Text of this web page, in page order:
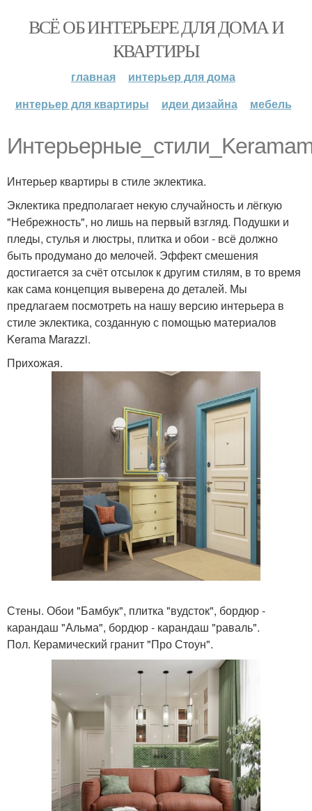
ВСЁ ОБ ИНТЕРЬЕРЕ ДЛЯ ДОМА И
КВАРТИРЫ
главная
интерьер для дома
интерьер для квартиры
идеи дизайна мебель
Интерьер квартиры в стиле эклектика.
Эклектика предполагает некую случайность и лёгкую
"Небрежность", но лишь на первый взгляд. Подушки и
пледы, стулья и люстры, плитка и обои - всё должно
быть продумано до мелочей. Эффект смешения
достигается за счёт отсылок к другим стилям, в то время
как сама концепция выверена до деталей. Мы
предлагаем посмотреть на нашу версию интерьера в
стиле эклектика, созданную с помощью материалов
Kerama Marazzi.
Прихожая.
Стены. Обои "Бамбук", плитка "вудсток", бордюр -
карандаш "Альма", бордюр - карандаш "раваль".
Пол. Керамический гранит "Про Стоун".